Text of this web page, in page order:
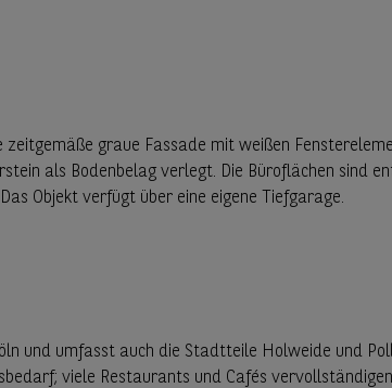
graue Fassade mit weißen
als Bodenbelag verlegt. Die Büroflächen sind
Objekt verfügt über eine eigene Tiefgarage.
und umfasst auch die Stadtteile Holweide und
viele Restaurants und Cafés